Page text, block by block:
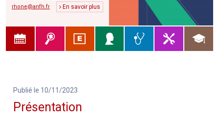
rhone@anfh.fr
En savoir plus
Publié le 10/11/2023
Présentation